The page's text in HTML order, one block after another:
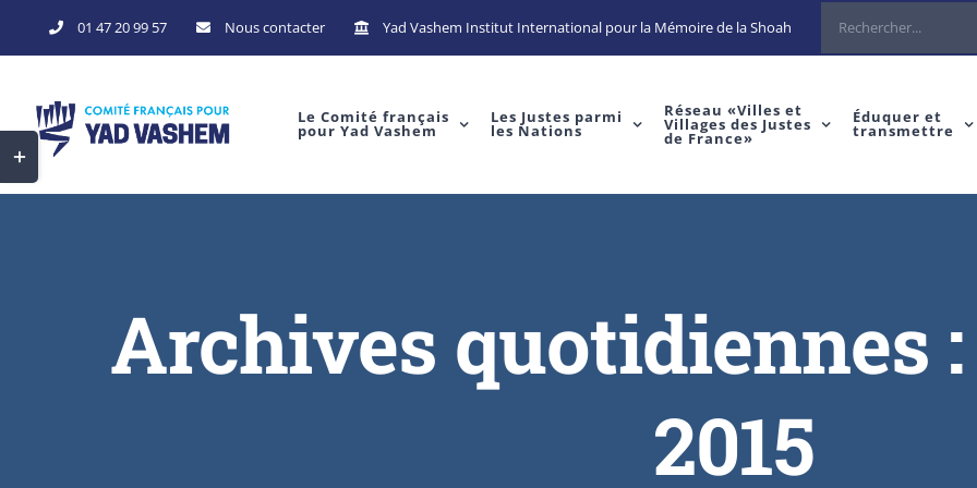
to
01 47 20 99 57 Nous contacter Yad Vashem Institut International pour la Mémoire de la Shoah Rechercher
Le Comité français
pour Yad Vashem
Les Justes parmi
les Nations
Réseau «Villes et
Villages des Justes
de France»
Éduquer et
transmettre
Archives quotidiennes :
2015
Toggle
Sliding